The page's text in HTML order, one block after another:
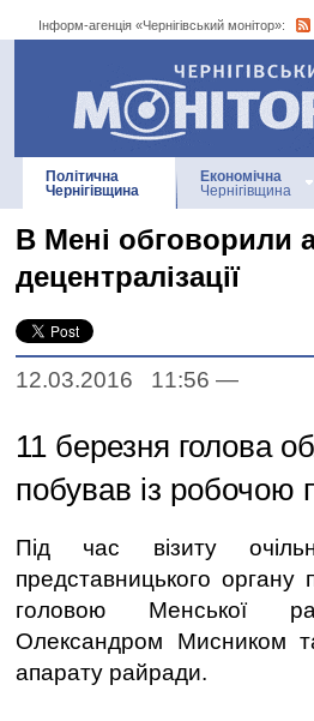
Інформ-агенція «Чернігівський монітор»:
Інформ-агенція
«Чернігівський
Політична
Чернігівщина
Економічна
Чернігівщина
В Мені обговорили
децентралізації
12.03.2016 11:56 —
11 березня голова
побував із робочою
Під час візиту
представницького органу
головою Менської
Олександром Мисником
апарату райради.